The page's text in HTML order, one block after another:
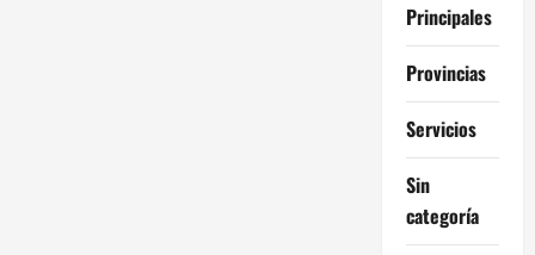
Principales
Provincias
Servicios
Sin
categoría